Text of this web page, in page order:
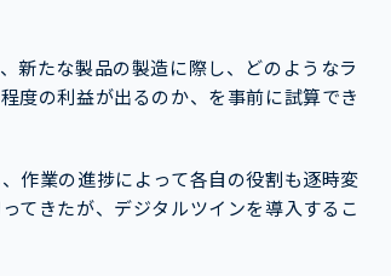
新たな製品の製造に際し、どのようなラ
度の利益が出るのか、を事前に試算でき
作業の進捗によって各自の役割も逐時変
てきたが、デジタルツインを導入するこ